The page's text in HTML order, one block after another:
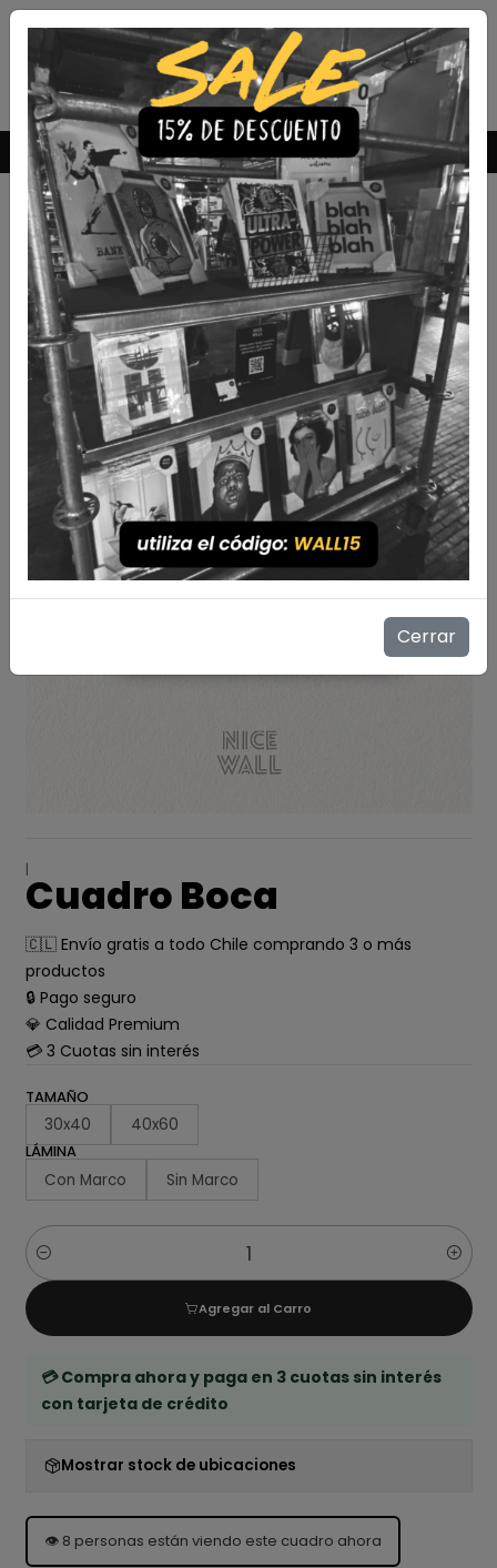
Envío Gratis a todo Chile comprando 3 o más productos
|
Cuadro Boca
🇨🇱 Envío gratis a todo Chile comprando 3 o más
productos
🔒 Pago seguro
💎 Calidad Premium
💳 3 Cuotas sin interés
TAMAÑO
30x40 40x60
LÁMINA
Con Marco Sin Marco
Cantidad
Agregar al Carro
💳 Compra ahora y paga en 3 cuotas sin interés
con tarjeta de crédito
Mostrar stock de ubicaciones
👁️ 8 personas están viendo este cuadro ahora
Cerrar